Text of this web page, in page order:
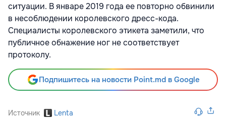
ситуации. В январе 2019 года ее повторно обвинили
в несоблюдении королевского дресс-кода.
Специалисты королевского этикета заметили, что
публичное обнажение ног не соответствует
протоколу.
Подпишитесь на новости Point.md в Google
Источник Lenta